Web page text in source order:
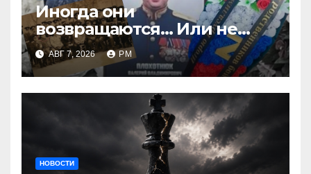
Иногда они
возвращаются… Или не
возвращаются
АВГ 7, 2026 РМ
НОВОСТИ